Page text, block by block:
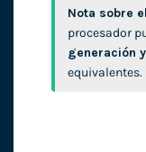
Nota sobre
procesador
generación
equivalentes.